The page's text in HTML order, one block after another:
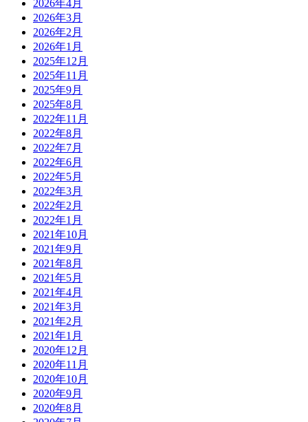
2026年4月
2026年3月
2026年2月
2026年1月
2025年12月
2025年11月
2025年9月
2025年8月
2022年11月
2022年8月
2022年7月
2022年6月
2022年5月
2022年3月
2022年2月
2022年1月
2021年10月
2021年9月
2021年8月
2021年5月
2021年4月
2021年3月
2021年2月
2021年1月
2020年12月
2020年11月
2020年10月
2020年9月
2020年8月